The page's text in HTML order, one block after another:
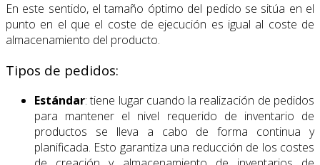
En este sentido, el tamaño óptimo del pedido se sitúa en el
punto en el que el coste de ejecución es igual al coste de
almacenamiento del producto.
Tipos de pedidos:
Estándar: tiene lugar cuando la realización de pedidos
para mantener el nivel requerido de inventario de
productos se lleva a cabo de forma continua y
planificada. Esto garantiza una reducción de los costes